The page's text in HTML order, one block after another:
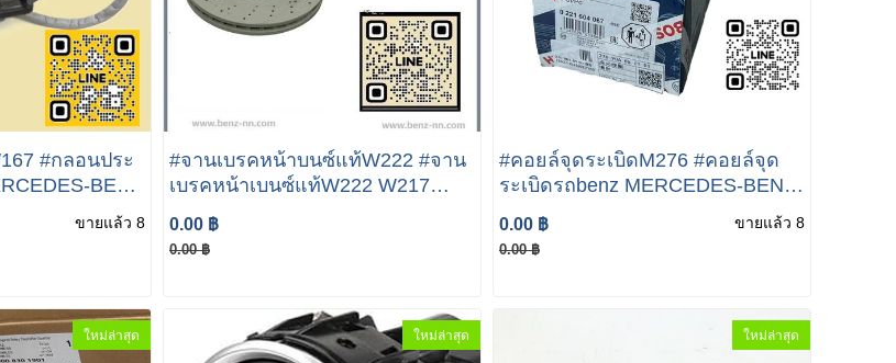
#กลอนประ
REAR LEFT
E300
ขายแล้ว 8
#จานเบรคหน้าบนซ์แท้W222 #จาน
เบรคหน้าเบนซ์แท้W222 W217
หน้าแท้ จานเบรค Mercedes Benz
S Class W222 S300
0.00 ฿
0.00 ฿
#คอยล์จุดระเบิดM276 #คอยล์จุด
ระเบิดรถbenz MERCEDES-BENZ
W218 A276 906 05 01
A2769060501 - Ignition coil
0.00 ฿
0.00 ฿
ขายแล้ว 8
ใหม่ล่าสุด ใหม่ล่าสุด ใหม่ล่าสุด